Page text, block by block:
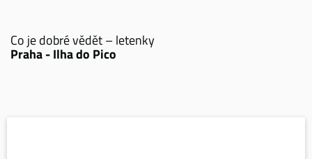
Co je dobré vědět – letenky
Praha - Ilha do Pico